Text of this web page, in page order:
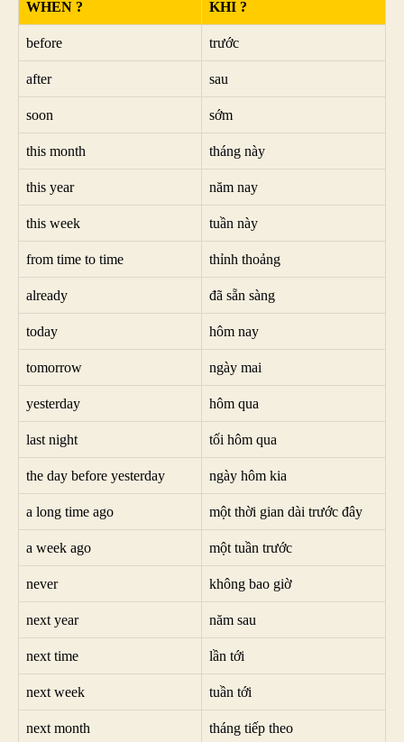
WHEN ? KHI ?
before trước
after sau
soon sớm
this month tháng này
this year năm nay
this week tuần này
from time to time thỉnh thoảng
already đã sẵn sàng
today hôm nay
tomorrow ngày mai
yesterday hôm qua
last night tối hôm qua
the day before yesterday ngày hôm kia
a long time ago một thời gian dài trước đây
a week ago một tuần trước
never không bao giờ
next year năm sau
next time lần tới
next week tuần tới
next month tháng tiếp theo